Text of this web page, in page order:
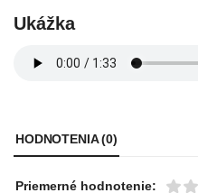
Ukážka
HODNOTENIA (0)
Priemerné hodnotenie: